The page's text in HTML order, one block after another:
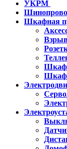
УКРМ
Шкафная